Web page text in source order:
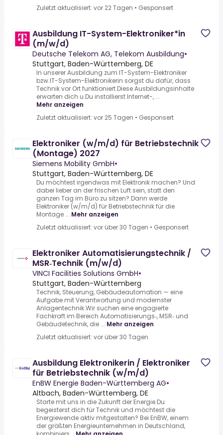
Zuletzt aktualisiert: vor 22 Tagen • Gesponsert
Ausbildung IT-System-Elektroniker*in
(m/w/d)
Deutsche Telekom AG, Telekom Ausbildung•
Stuttgart, Baden-Württemberg, DE
In unserer Ausbildung zum IT-System-Elektroniker
bzw.IT-System-Elektronikerin sorgst du dafür, dass
Technik vor Ort funktioniert.Diese Ausbildungsinhalte
erwarten dich u.Du installierst Internet-, ...
Mehr anzeigen
Zuletzt aktualisiert: vor 25 Tagen • Gesponsert
Elektroniker (w/m/d) für Betriebstechnik
(Montage) 2027
Siemens Mobility GmbH•
Stuttgart, Baden-Württemberg, DE
Du möchtest irgendwas mit Elektronik machen? Und
dabei lieber an der frischen Luft sein, statt den
ganzen Tag im Büro zu sitzen?.Dann werde
Elektroniker (w/m/d) für Betriebstechnik für die
Montage ... Mehr anzeigen
Zuletzt aktualisiert: vor über 30 Tagen • Gesponsert
Elektroniker Automatisierungstechnik /
MSR‑Technik (m/w/d)
VINCI Facilities Solutions GmbH•
Stuttgart, Baden-Württemberg
Technik, Steuerung, Gebäudeautomation — eine
Aufgabe mit Verantwortung und modernster
Anlagentechnik.Wir suchen eine engagierte
Fachkraft im Bereich Automatisierungs‑, MSR‑ und
Gebäudetechnik, die ... Mehr anzeigen
Zuletzt aktualisiert: vor über 30 Tagen
Ausbildung Elektronikerin / Elektroniker
für Betriebstechnik (w/m/d)
EnBW Energie Baden-Württemberg AG•
Altbach, Baden-Württemberg, DE
Starte mit uns in die Zukunft der Energie.Du
begeisterst dich für Technik und möchtest die
Energiewende aktiv mitgestalten? Bei EnBW, einem
der größten Energieunternehmen in Deutschland,